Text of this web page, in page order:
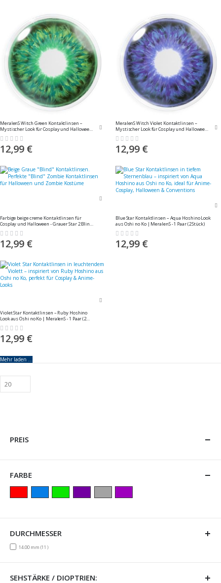
MeralenS Witch Green Kontaktlinsen –
Mystischer Look für Cosplay und Halloween -
1 Paar (2 Stück)
Rating:
0%
12,99 €
MeralenS Witch Violet Kontaktlinsen –
Mystischer Look für Cosplay und Halloween -
1 Paar (2 Stück)
Rating:
0%
12,99 €
Farbige beige creme Kontaktlinsen für
Cosplay und Halloween - Grauer Star 2 Blind
von MeralenS - 1 Paar (2 Stück)
Rating:
0%
12,99 €
Blue Star Kontaktlinsen – Aqua Hoshino Look
aus Oshi no Ko | MeralenS - 1 Paar (2 Stück)
Rating:
0%
12,99 €
Violet Star Kontaktlinsen – Ruby Hoshino
Look aus Oshi no Ko | MeralenS - 1 Paar (2
Stück)
Rating:
0%
12,99 €
Mehr laden ...
PREIS
FARBE
DURCHMESSER
14.00 mm11items
SEHSTÄRKE / DIOPTRIEN: